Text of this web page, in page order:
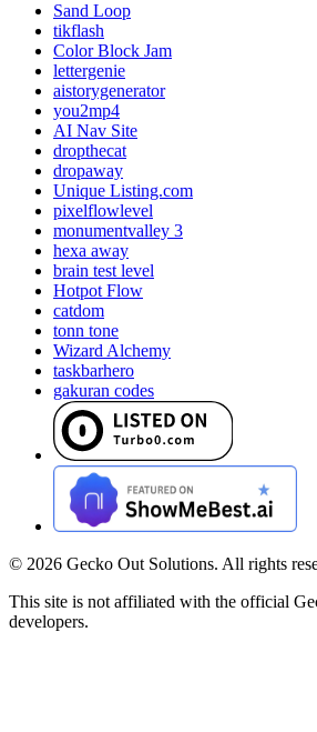
Sand Loop
tikflash
Color Block Jam
lettergenie
aistorygenerator
you2mp4
AI Nav Site
dropthecat
dropaway
Unique Listing.com
pixelflowlevel
monumentvalley 3
hexa away
brain test level
Hotpot Flow
catdom
tonn tone
Wizard Alchemy
taskbarhero
gakuran codes
© 2026 Gecko Out Solutions. All rights
This site is not affiliated with the official
developers.